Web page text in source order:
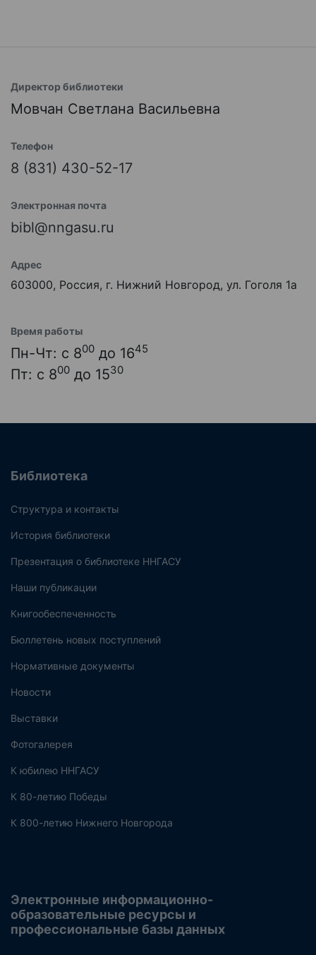
Директор библиотеки
Мовчан Светлана Васильевна
Телефон
8 (831) 430-52-17
Электронная почта
bibl@nngasu.ru
Адрес
603000, Россия, г. Нижний Новгород, ул. Гоголя 1а
Время работы
Пн-Чт: с 800 до 1645
Пт: с 800 до 1530
Библиотека
Структура и контакты
История библиотеки
Презентация о библиотеке ННГАСУ
Наши публикации
Книгообеспеченность
Бюллетень новых поступлений
Нормативные документы
Новости
Выставки
Фотогалерея
К юбилею ННГАСУ
К 80-летию Победы
К 800-летию Нижнего Новгорода
Электронные информационно-
образовательные ресурсы и
профессиональные базы данных